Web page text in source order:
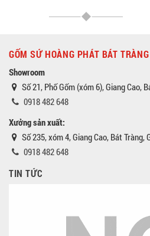
GỐM SỨ HOÀNG PHÁT BÁT TRÀNG
Showroom
Số 21, Phố Gốm (xóm 6), Giang Cao,
0918 482 648
Xưởng sản xuất:
Số 235, xóm 4, Giang Cao, Bát Tràng,
0918 482 648
TIN TỨC